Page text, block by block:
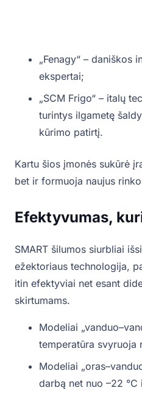
„Fenagy“ – daniškos
ekspertai;
„SCM Frigo“ – italų
turintys ilgametę
kūrimo patirtį.
Kartu šios įmonės sukūrė
bet ir formuoja naujus
Efektyvumas,
SMART šilumos siurbliai
ežektoriaus technologija,
itin efektyviai net esant
skirtumams.
Modeliai
temperatūra svyruoja
Modeliai
darbą net nuo –22 °C